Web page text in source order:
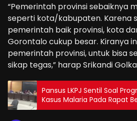
“Pemerintah provinsi sebaiknya
seperti kota/kabupaten. Karena
pemerintah baik provinsi, kota
Gorontalo cukup besar. Kiranya
pemerintah provinsi, untuk bisa
sikap tegas,” harap Srikandi
Pansus LKPJ Sentil Soal
Kasus Malaria Pada Rapat